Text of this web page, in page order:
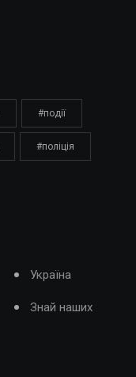
#події
#поліція
Україна
Знай наших